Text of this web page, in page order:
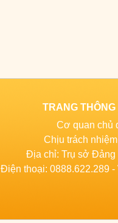
TRANG
Cơ quan chủ
Chịu trách
Địa chỉ: Trụ sở Đảng
Điện thoại: 0888.622.289 -